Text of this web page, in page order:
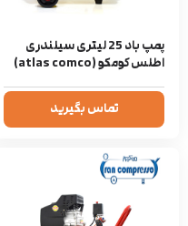
پمپ باد 25 لیتری سیلندری
اطلس کومکو (atlas comco)
تماس بگیرید